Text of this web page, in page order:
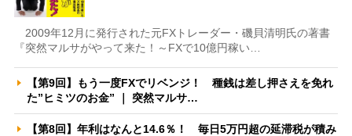
2009年12月に発行された元FXトレーダー・磯貝清明氏の著書
『突然マルサがやって来た！～FXで10億円稼い…
【第9回】もう一度FXでリベンジ！ 種銭は差し押さえを免れ
た”ヒミツのお金” ｜ 突然マルサ…
【第8回】年利はなんと14.6％！ 毎日5万円超の延滞税が積み